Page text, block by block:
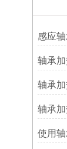
感应
轴承
轴承